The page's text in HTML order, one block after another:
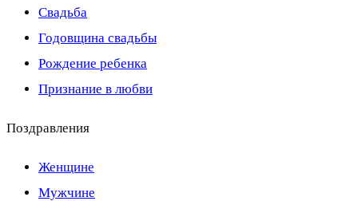
Свадьба
Годовщина свадьбы
Рождение ребенка
Признание в любви
Поздравления
Женщине
Мужчине